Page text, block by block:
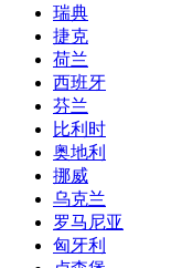
瑞典
捷克
荷兰
西班牙
芬兰
比利时
奥地利
挪威
乌克兰
罗马尼亚
匈牙利